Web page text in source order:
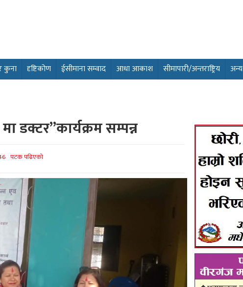
कुना दृष्टिकोण ईसीमाना सम्वाद आधा आकाश सीमापारी/अन्तराष्ट्रिय अन्य
डक्टर”कार्यक्रम सम्पन्न
पटक पढिएको